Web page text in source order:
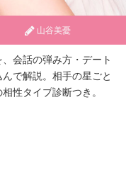
山谷美憂
会話の弾み方・デート
で解説。相手の星ごと
性タイプ診断つき。